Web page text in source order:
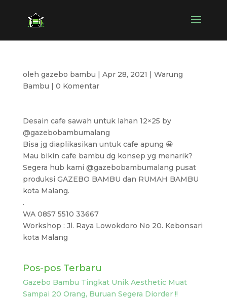
oleh gazebo bambu | Apr 28, 2021 | Warung
Bambu | 0 Komentar
Desain cafe sawah untuk lahan 12×25 by
@gazebobambumalang
Bisa jg diaplikasikan untuk cafe apung 😀
Mau bikin cafe bambu dg konsep yg menarik?
Segera hub kami @gazebobambumalang pusat
produksi GAZEBO BAMBU dan RUMAH BAMBU
kota Malang.
.
WA 0857 5510 33667
Workshop : Jl. Raya Lowokdoro No 20. Kebonsari
kota Malang
Pos-pos Terbaru
Gazebo Bambu Tingkat Unik Aesthetic Muat
Sampai 20 Orang, Buruan Segera Diorder !!